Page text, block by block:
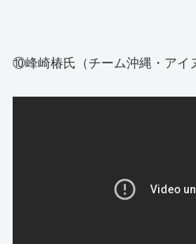
⑩峰崎椿氏（チーム沖縄・アイ